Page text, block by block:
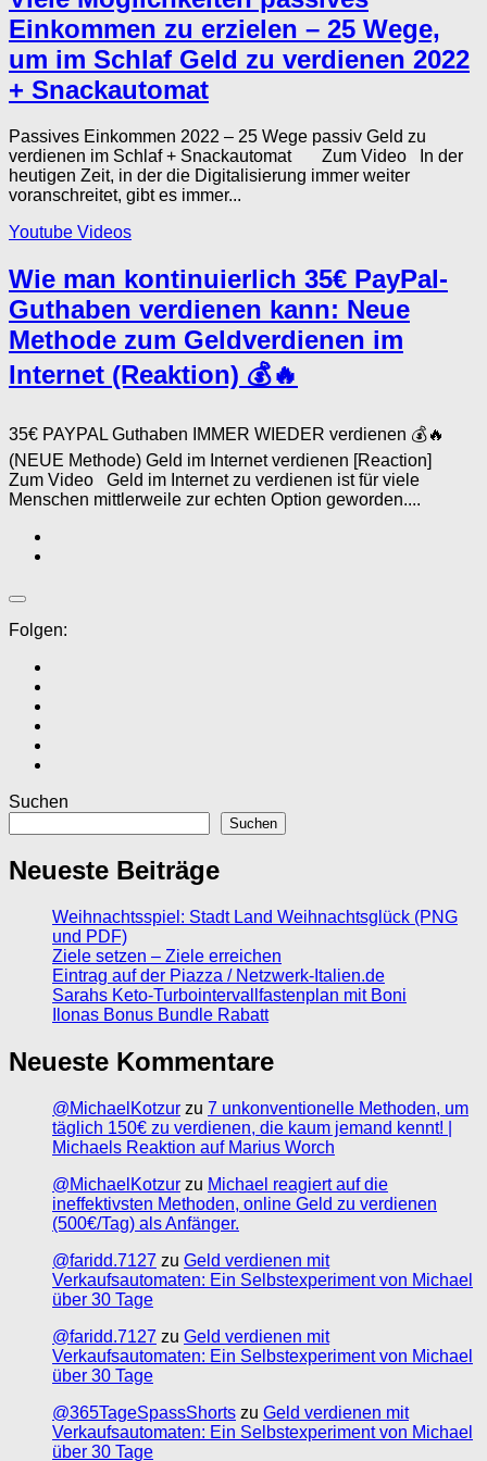
Einkommen zu erzielen – 25 Wege,
um im Schlaf Geld zu verdienen 2022
+ Snackautomat
Passives Einkommen 2022 – 25 Wege passiv Geld zu
verdienen im Schlaf + Snackautomat Zum Video In der
heutigen Zeit, in der die Digitalisierung immer weiter
voranschreitet, gibt es immer...
Youtube Videos
Wie man kontinuierlich 35€ PayPal-
Guthaben verdienen kann: Neue
Methode zum Geldverdienen im
Internet (Reaktion) 💰🔥
35€ PAYPAL Guthaben IMMER WIEDER verdienen 💰🔥
(NEUE Methode) Geld im Internet verdienen [Reaction]
Zum Video Geld im Internet zu verdienen ist für viele
Menschen mittlerweile zur echten Option geworden....
Folgen:
Suchen
Suchen
Neueste Beiträge
Weihnachtsspiel: Stadt Land Weihnachtsglück (PNG
und PDF)
Ziele setzen – Ziele erreichen
Eintrag auf der Piazza / Netzwerk-Italien.de
Sarahs Keto-Turbointervallfastenplan mit Boni
Ilonas Bonus Bundle Rabatt
Neueste Kommentare
@MichaelKotzur zu 7 unkonventionelle Methoden, um
täglich 150€ zu verdienen, die kaum jemand kennt! |
Michaels Reaktion auf Marius Worch
@MichaelKotzur zu Michael reagiert auf die
ineffektivsten Methoden, online Geld zu verdienen
(500€/Tag) als Anfänger.
@faridd.7127 zu Geld verdienen mit
Verkaufsautomaten: Ein Selbstexperiment von Michael
über 30 Tage
@faridd.7127 zu Geld verdienen mit
Verkaufsautomaten: Ein Selbstexperiment von Michael
über 30 Tage
@365TageSpassShorts zu Geld verdienen mit
Verkaufsautomaten: Ein Selbstexperiment von Michael
über 30 Tage